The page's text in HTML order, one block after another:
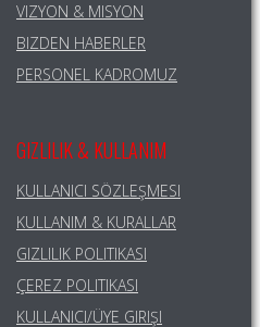
VIZYON & MISYON
BIZDEN HABERLER
PERSONEL KADROMUZ
GIZLILIK & KULLANIM
KULLANICI SÖZLEŞMESI
KULLANIM & KURALLAR
GIZLILIK POLITIKASI
ÇEREZ POLITIKASI
KULLANICI/ÜYE GIRIŞI